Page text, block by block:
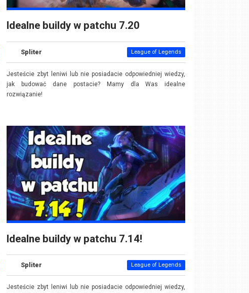
Idealne buildy w patchu 7.20
Spliter League of Legends
Jesteście zbyt leniwi lub nie posiadacie odpowiedniej wiedzy,
jak budować dane postacie? Mamy dla Was idealne
rozwiązanie!
Idealne buildy w patchu 7.14!
Spliter League of Legends
Jesteście zbyt leniwi lub nie posiadacie odpowiedniej wiedzy,